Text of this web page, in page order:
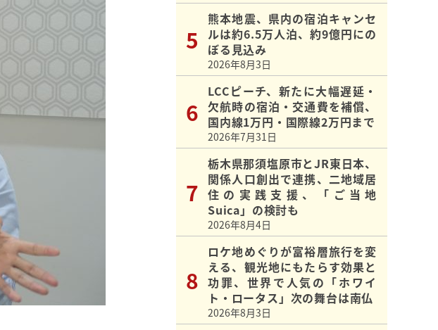
熊本地震、県内の宿泊キャンセ
ルは約6.5万人泊、約9億円にの
ぼる見込み
2026年8月3日
LCCピーチ、新たに大幅遅延・
欠航時の宿泊・交通費を補償、
国内線1万円・国際線2万円まで
2026年7月31日
栃木県那須塩原市とJR東日本、
関係人口創出で連携、二地域居
住の実践支援、「ご当地
Suica」の検討も
2026年8月4日
ロケ地めぐりが富裕層旅行を変
える、観光地にもたらす効果と
功罪、世界で人気の「ホワイ
ト・ロータス」次の舞台は南仏
2026年8月3日